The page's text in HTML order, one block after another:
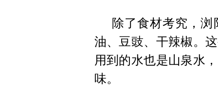
除了食材考究，
油、豆豉、干辣椒。
用到的水也是山泉水
味。